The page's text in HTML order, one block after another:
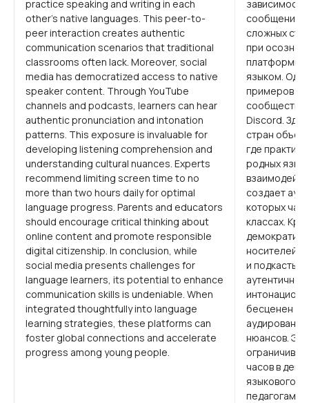
practice speaking and writing in each
other's native languages. This peer-to-
peer interaction creates authentic
communication scenarios that traditional
classrooms often lack. Moreover, social
media has democratized access to native
speaker content. Through YouTube
channels and podcasts, learners can hear
authentic pronunciation and intonation
patterns. This exposure is invaluable for
developing listening comprehension and
understanding cultural nuances. Experts
recommend limiting screen time to no
more than two hours daily for optimal
language progress. Parents and educators
should encourage critical thinking about
online content and promote responsible
digital citizenship. In conclusion, while
social media presents challenges for
language learners, its potential to enhance
communication skills is undeniable. When
integrated thoughtfully into language
learning strategies, these platforms can
foster global connections and accelerate
progress among young people.
сообщений
сложных
при
платформы
языком.
примеров
сообществ
Discord.
стран
где
родных
создает
которых
классах.
носителей
и подкасты
бесценен
нюансов.
часов в
языкового
педагогам